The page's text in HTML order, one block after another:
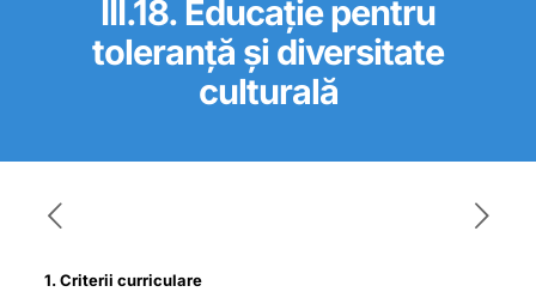
III.18. Educație pentru
toleranță și diversitate
culturală
1. Criterii curriculare